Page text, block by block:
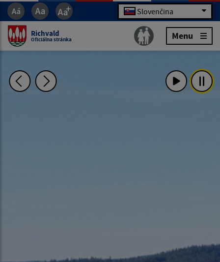
Slovenčina
Richvald
Oficiálna stránka Menu